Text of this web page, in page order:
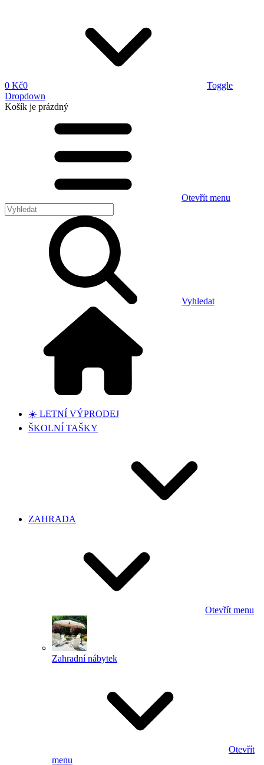
0 Kč0
Toggle
Dropdown
Košík je prázdný
Otevřít menu
Vyhledat
☀️ LETNÍ VÝPRODEJ
ŠKOLNÍ TAŠKY
ZAHRADA
Otevřít menu
Zahradní nábytek
Otevřít
menu